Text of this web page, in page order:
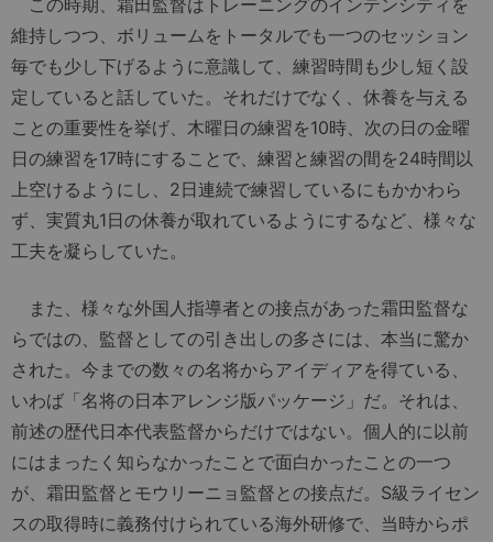
この時期、霜田監督はトレーニングのインテンシティを
維持しつつ、ボリュームをトータルでも一つのセッション
毎でも少し下げるように意識して、練習時間も少し短く設
定していると話していた。それだけでなく、休養を与える
ことの重要性を挙げ、木曜日の練習を10時、次の日の金曜
日の練習を17時にすることで、練習と練習の間を24時間以
上空けるようにし、2日連続で練習しているにもかかわら
ず、実質丸1日の休養が取れているようにするなど、様々な
工夫を凝らしていた。
また、様々な外国人指導者との接点があった霜田監督な
らではの、監督としての引き出しの多さには、本当に驚か
された。今までの数々の名将からアイディアを得ている、
いわば「名将の日本アレンジ版パッケージ」だ。それは、
前述の歴代日本代表監督からだけではない。個人的に以前
にはまったく知らなかったことで面白かったことの一つ
が、霜田監督とモウリーニョ監督との接点だ。S級ライセン
スの取得時に義務付けられている海外研修で、当時からポ